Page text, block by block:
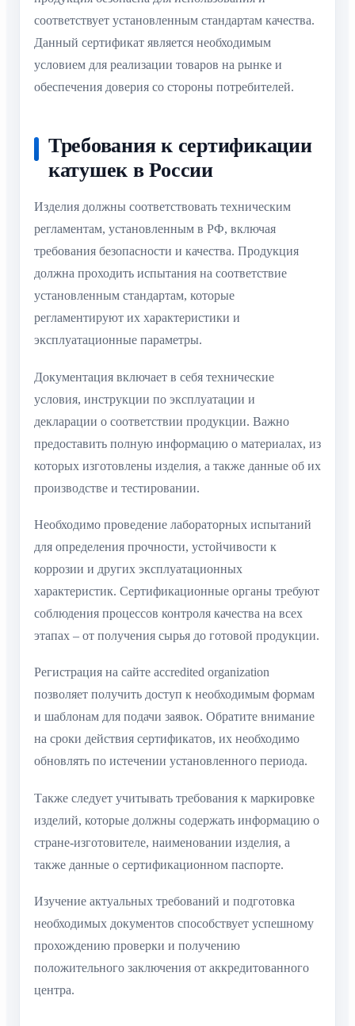
соответствует установленным стандартам качества.
Данный сертификат является необходимым
условием для реализации товаров на рынке и
обеспечения доверия со стороны потребителей.
Требования к сертификации
катушек в России
Изделия должны соответствовать техническим
регламентам, установленным в РФ, включая
требования безопасности и качества. Продукция
должна проходить испытания на соответствие
установленным стандартам, которые
регламентируют их характеристики и
эксплуатационные параметры.
Документация включает в себя технические
условия, инструкции по эксплуатации и
декларации о соответствии продукции. Важно
предоставить полную информацию о материалах, из
которых изготовлены изделия, а также данные об их
производстве и тестировании.
Необходимо проведение лабораторных испытаний
для определения прочности, устойчивости к
коррозии и других эксплуатационных
характеристик. Сертификационные органы требуют
соблюдения процессов контроля качества на всех
этапах – от получения сырья до готовой продукции.
Регистрация на сайте accredited organization
позволяет получить доступ к необходимым формам
и шаблонам для подачи заявок. Обратите внимание
на сроки действия сертификатов, их необходимо
обновлять по истечении установленного периода.
Также следует учитывать требования к маркировке
изделий, которые должны содержать информацию о
стране-изготовителе, наименовании изделия, а
также данные о сертификационном паспорте.
Изучение актуальных требований и подготовка
необходимых документов способствует успешному
прохождению проверки и получению
положительного заключения от аккредитованного
центра.